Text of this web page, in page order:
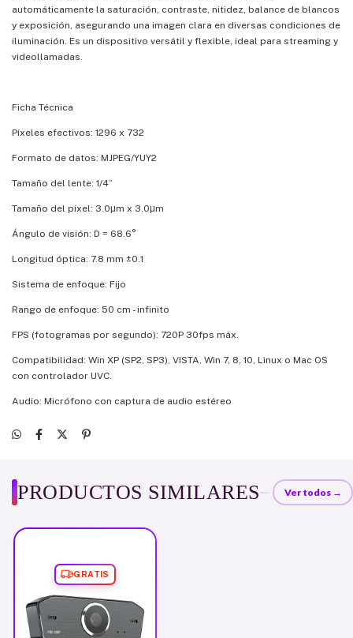
automáticamente la saturación, contraste, nitidez, balance de blancos
y exposición, asegurando una imagen clara en diversas condiciones de
iluminación. Es un dispositivo versátil y flexible, ideal para streaming y
videollamadas.
Ficha Técnica
Píxeles efectivos: 1296 x 732
Formato de datos: MJPEG/YUY2
Tamaño del lente: 1/4”
Tamaño del píxel: 3.0μm x 3.0μm
Ángulo de visión: D = 68.6°
Longitud óptica: 7.8 mm ±0.1
Sistema de enfoque: Fijo
Rango de enfoque: 50 cm - infinito
FPS (fotogramas por segundo): 720P 30fps máx.
Compatibilidad: Win XP (SP2, SP3), VISTA, Win 7, 8, 10, Linux o Mac OS
con controlador UVC.
Audio: Micrófono con captura de audio estéreo
PRODUCTOS SIMILARES Ver todos →
GRATIS